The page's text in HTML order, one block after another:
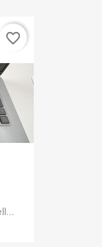
favorite_border